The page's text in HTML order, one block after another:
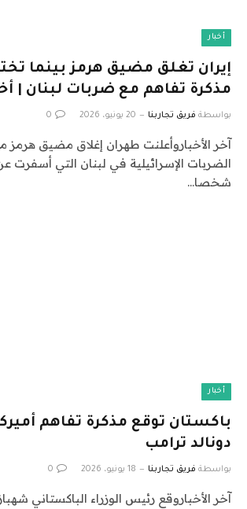
أخبار
إيران تغلق مضيق هرمز بينما
مذكرة تفاهم مع ضربات لبنان |
بواسطة فريق تجاربنا 20 يونيو، 2026 0
آخر الأخباروأعلنت طهران إغلاق مضيق هرمز
شخصا…
أخبار
باكستان توقع مذكرة تفاهم
دونالد ترامب
بواسطة فريق تجاربنا 18 يونيو، 2026 0
آخر الأخباروقع رئيس الوزراء الباكستاني